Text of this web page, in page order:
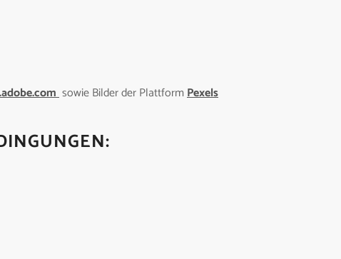
sowie Bilder der PlattformPexels